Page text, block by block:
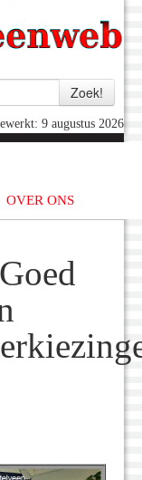
9 augustus 2026
OVER ONS